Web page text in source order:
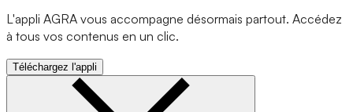
L'appli AGRA vous accompagne désormais partout. Accédez
à tous vos contenus en un clic.
Téléchargez l'appli